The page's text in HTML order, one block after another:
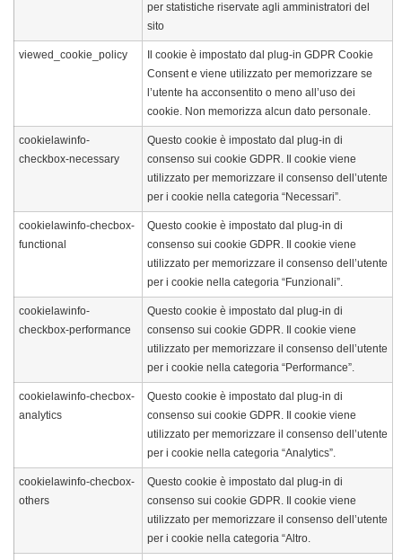
per statistiche riservate agli amministratori del
sito
viewed_cookie_policy
Il cookie è impostato dal plug-in GDPR Cookie
Consent e viene utilizzato per memorizzare se
l’utente ha acconsentito o meno all’uso dei
cookie. Non memorizza alcun dato personale.
cookielawinfo-
checkbox-necessary
Questo cookie è impostato dal plug-in di
consenso sui cookie GDPR. Il cookie viene
utilizzato per memorizzare il consenso dell’utente
per i cookie nella categoria “Necessari”.
cookielawinfo-checbox-
functional
Questo cookie è impostato dal plug-in di
consenso sui cookie GDPR. Il cookie viene
utilizzato per memorizzare il consenso dell’utente
per i cookie nella categoria “Funzionali”.
cookielawinfo-
checkbox-performance
Questo cookie è impostato dal plug-in di
consenso sui cookie GDPR. Il cookie viene
utilizzato per memorizzare il consenso dell’utente
per i cookie nella categoria “Performance”.
cookielawinfo-checbox-
analytics
Questo cookie è impostato dal plug-in di
consenso sui cookie GDPR. Il cookie viene
utilizzato per memorizzare il consenso dell’utente
per i cookie nella categoria “Analytics”.
cookielawinfo-checbox-
others
Questo cookie è impostato dal plug-in di
consenso sui cookie GDPR. Il cookie viene
utilizzato per memorizzare il consenso dell’utente
per i cookie nella categoria “Altro.